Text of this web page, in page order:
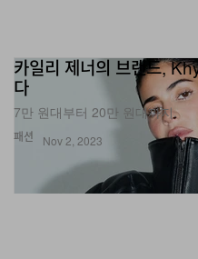
패션
카일리 제너의 브랜드,
다
7만 원대부터 20만 원대까지.
Nov 2, 2023